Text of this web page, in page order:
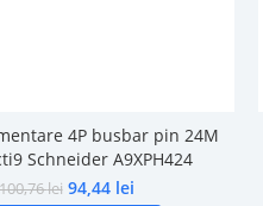
4P busbar pin 24M
Schneider A9XPH424
lei 94,44 lei